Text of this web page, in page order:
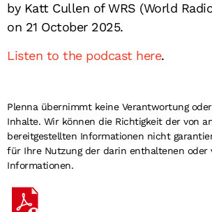
by Katt Cullen of WRS (World
on 21 October 2025.
Listen to the podcast here.
Plenna übernimmt keine Verantwortung
Inhalte. Wir können die Richtigkeit der von
bereitgestellten Informationen nicht
für Ihre Nutzung der darin enthaltenen oder
Informationen.